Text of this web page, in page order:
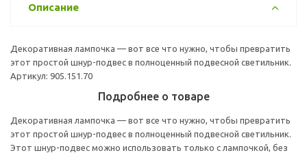
Описание
Декоративная лампочка — вот все что нужно, чтобы превратить
этот простой шнур-подвес в полноценный подвесной светильник.
Артикул: 905.151.70
Подробнее о товаре
Декоративная лампочка — вот все что нужно, чтобы превратить
этот простой шнур-подвес в полноценный подвесной светильник.
Этот шнур-подвес можно использовать только с лампочкой, без